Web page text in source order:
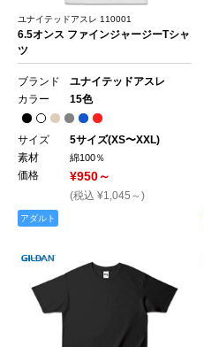
ユナイテッドアスレ 110001
6.5オンス ファインジャージーTシャ
ツ
ブランド
ユナイテッドアスレ
カラー
15色
サイズ
5サイズ(XS〜XXL)
素材
綿100％
価格 ¥950～
(税込 ¥1,045～)
アダルト